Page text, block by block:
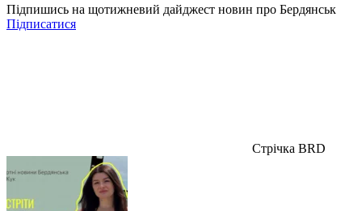
Підпишись на щотижневий дайджест новин про Бердянськ
Підписатися
Стрічка BRD